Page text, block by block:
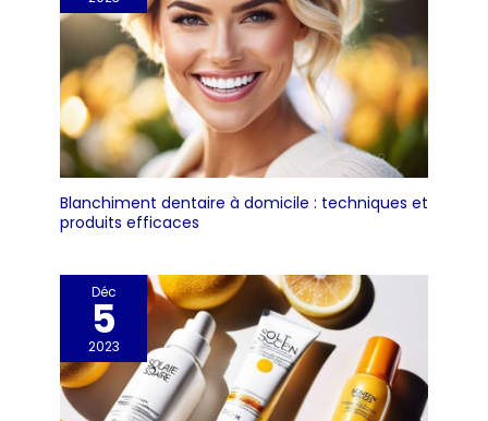
Blanchiment dentaire à domicile : techniques et
produits efficaces
Déc
5
2023